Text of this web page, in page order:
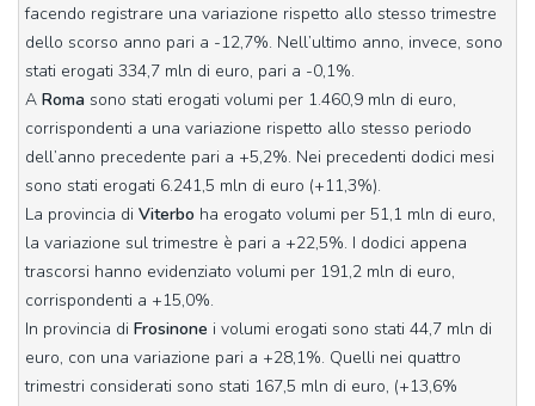
facendo registrare una variazione rispetto allo stesso trimestre
dello scorso anno pari a -12,7%. Nell’ultimo anno, invece, sono
stati erogati 334,7 mln di euro, pari a -0,1%.
A Roma sono stati erogati volumi per 1.460,9 mln di euro,
corrispondenti a una variazione rispetto allo stesso periodo
dell’anno precedente pari a +5,2%. Nei precedenti dodici mesi
sono stati erogati 6.241,5 mln di euro (+11,3%).
La provincia di Viterbo ha erogato volumi per 51,1 mln di euro,
la variazione sul trimestre è pari a +22,5%. I dodici appena
trascorsi hanno evidenziato volumi per 191,2 mln di euro,
corrispondenti a +15,0%.
In provincia di Frosinone i volumi erogati sono stati 44,7 mln di
euro, con una variazione pari a +28,1%. Quelli nei quattro
trimestri considerati sono stati 167,5 mln di euro, (+13,6%